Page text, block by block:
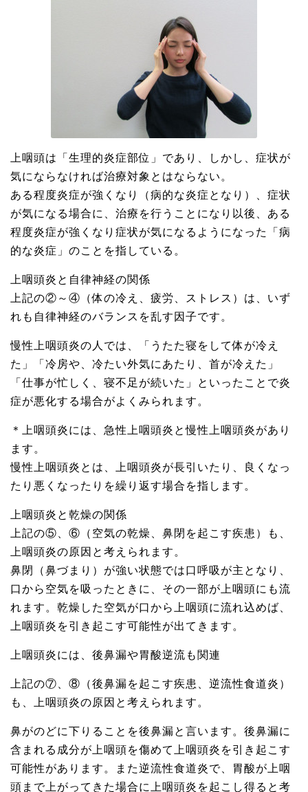
上咽頭は「生理的炎症部位」であり、しかし、症状が
気にならなければ治療対象とはならない。
ある程度炎症が強くなり（病的な炎症となり）、症状
が気になる場合に、治療を行うことになり以後、ある
程度炎症が強くなり症状が気になるようになった「病
的な炎症」のことを指している。
上咽頭炎と自律神経の関係
上記の②～④（体の冷え、疲労、ストレス）は、いず
れも自律神経のバランスを乱す因子です。
慢性上咽頭炎の人では、「うたた寝をして体が冷え
た」「冷房や、冷たい外気にあたり、首が冷えた」
「仕事が忙しく、寝不足が続いた」といったことで炎
症が悪化する場合がよくみられます。
＊上咽頭炎には、急性上咽頭炎と慢性上咽頭炎があり
ます。
慢性上咽頭炎とは、上咽頭炎が長引いたり、良くなっ
たり悪くなったりを繰り返す場合を指します。
上咽頭炎と乾燥の関係
上記の⑤、⑥（空気の乾燥、鼻閉を起こす疾患）も、
上咽頭炎の原因と考えられます。
鼻閉（鼻づまり）が強い状態では口呼吸が主となり、
口から空気を吸ったときに、その一部が上咽頭にも流
れます。乾燥した空気が口から上咽頭に流れ込めば、
上咽頭炎を引き起こす可能性が出てきます。
上咽頭炎には、後鼻漏や胃酸逆流も関連
上記の⑦、⑧（後鼻漏を起こす疾患、逆流性食道炎）
も、上咽頭炎の原因と考えられます。
鼻がのどに下りることを後鼻漏と言います。後鼻漏に
含まれる成分が上咽頭を傷めて上咽頭炎を引き起こす
可能性があります。また逆流性食道炎で、胃酸が上咽
頭まで上がってきた場合に上咽頭炎を起こし得ると考